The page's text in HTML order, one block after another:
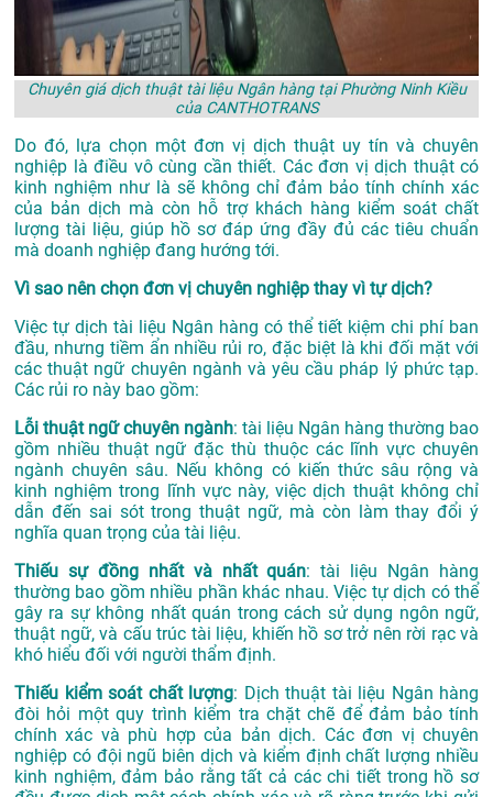
Chuyên giá dịch thuật tài liệu Ngân hàng tại Phường Ninh Kiều
của CANTHOTRANS
Do đó, lựa chọn một đơn vị dịch thuật uy tín và chuyên
nghiệp là điều vô cùng cần thiết. Các đơn vị dịch thuật có
kinh nghiệm như là sẽ không chỉ đảm bảo tính chính xác
của bản dịch mà còn hỗ trợ khách hàng kiểm soát chất
lượng tài liệu, giúp hồ sơ đáp ứng đầy đủ các tiêu chuẩn
mà doanh nghiệp đang hướng tới.
Vì sao nên chọn đơn vị chuyên nghiệp thay vì tự dịch?
Việc tự dịch tài liệu Ngân hàng có thể tiết kiệm chi phí ban
đầu, nhưng tiềm ẩn nhiều rủi ro, đặc biệt là khi đối mặt với
các thuật ngữ chuyên ngành và yêu cầu pháp lý phức tạp.
Các rủi ro này bao gồm:
Lỗi thuật ngữ chuyên ngành: tài liệu Ngân hàng thường bao
gồm nhiều thuật ngữ đặc thù thuộc các lĩnh vực chuyên
ngành chuyên sâu. Nếu không có kiến thức sâu rộng và
kinh nghiệm trong lĩnh vực này, việc dịch thuật không chỉ
dẫn đến sai sót trong thuật ngữ, mà còn làm thay đổi ý
nghĩa quan trọng của tài liệu.
Thiếu sự đồng nhất và nhất quán: tài liệu Ngân hàng
thường bao gồm nhiều phần khác nhau. Việc tự dịch có thể
gây ra sự không nhất quán trong cách sử dụng ngôn ngữ,
thuật ngữ, và cấu trúc tài liệu, khiến hồ sơ trở nên rời rạc và
khó hiểu đối với người thẩm định.
Thiếu kiểm soát chất lượng: Dịch thuật tài liệu Ngân hàng
đòi hỏi một quy trình kiểm tra chặt chẽ để đảm bảo tính
chính xác và phù hợp của bản dịch. Các đơn vị chuyên
nghiệp có đội ngũ biên dịch và kiểm định chất lượng nhiều
kinh nghiệm, đảm bảo rằng tất cả các chi tiết trong hồ sơ